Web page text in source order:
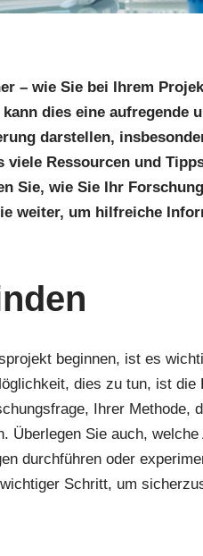
– wie Sie bei Ihrem
dies eine aufregende
darstellen,
Ressourcen und
Sie, wie Sie Ihr
weiter, um hilfreiche
beginnen, ist es
dies zu tun, ist
Ihrer Methode,
Überlegen Sie auch,
durchführen oder
Schritt, um